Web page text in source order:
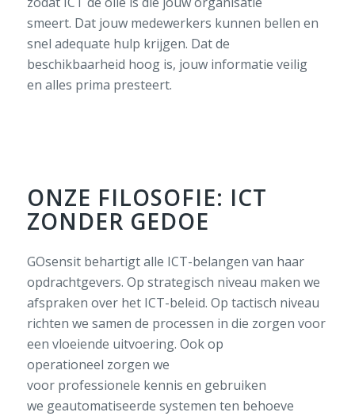
smeert. Dat jouw medewerkers kunnen bellen en
snel adequate hulp krijgen. Dat de
beschikbaarheid hoog is, jouw informatie veilig
en alles prima presteert.
ONZE FILOSOFIE: ICT
ZONDER GEDOE
GOsensit behartigt alle ICT-belangen van haar
opdrachtgevers. Op strategisch niveau maken we
afspraken over het ICT-beleid. Op tactisch niveau
richten we samen de processen in die zorgen voor
een vloeiende uitvoering. Ook op
operationeel zorgen we
voor professionele kennis en gebruiken
we geautomatiseerde systemen ten behoeve